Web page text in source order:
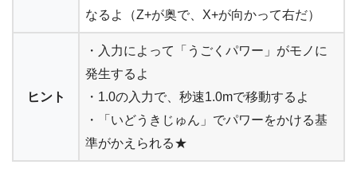
なるよ（Z+が奥で、X+が向かって右だ）
ヒント
・入力によって「うごくパワー」がモノに
発生するよ
・1.0の入力で、秒速1.0mで移動するよ
・「いどうきじゅん」でパワーをかける基
準がかえられる★